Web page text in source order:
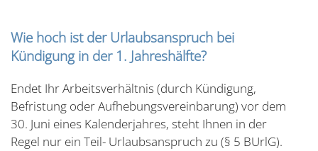
Wie hoch ist der Urlaubsanspruch bei
Kündigung in der 1. Jahreshälfte?
Endet Ihr Arbeitsverhältnis (durch Kündigung,
Befristung oder Aufhebungsvereinbarung) vor dem
30. Juni eines Kalenderjahres, steht Ihnen in der
Regel nur ein Teil- Urlaubsanspruch zu (§ 5 BUrlG).